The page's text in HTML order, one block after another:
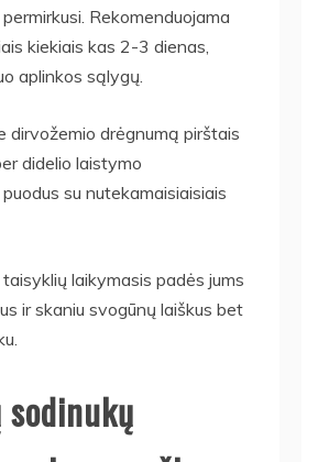
Rekomenduojama
kiekiais kas 2-3 dienas,
aplinkos sąlygų.
dirvožemio drėgnumą pirštais
didelio laistymo
su nutekamaisiaisiais
laikymasis padės jums
ir skaniu svogūnų laiškus bet
sodinukų